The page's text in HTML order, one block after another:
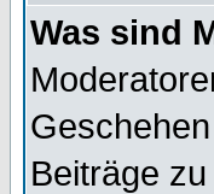
Was sind
Beiträge